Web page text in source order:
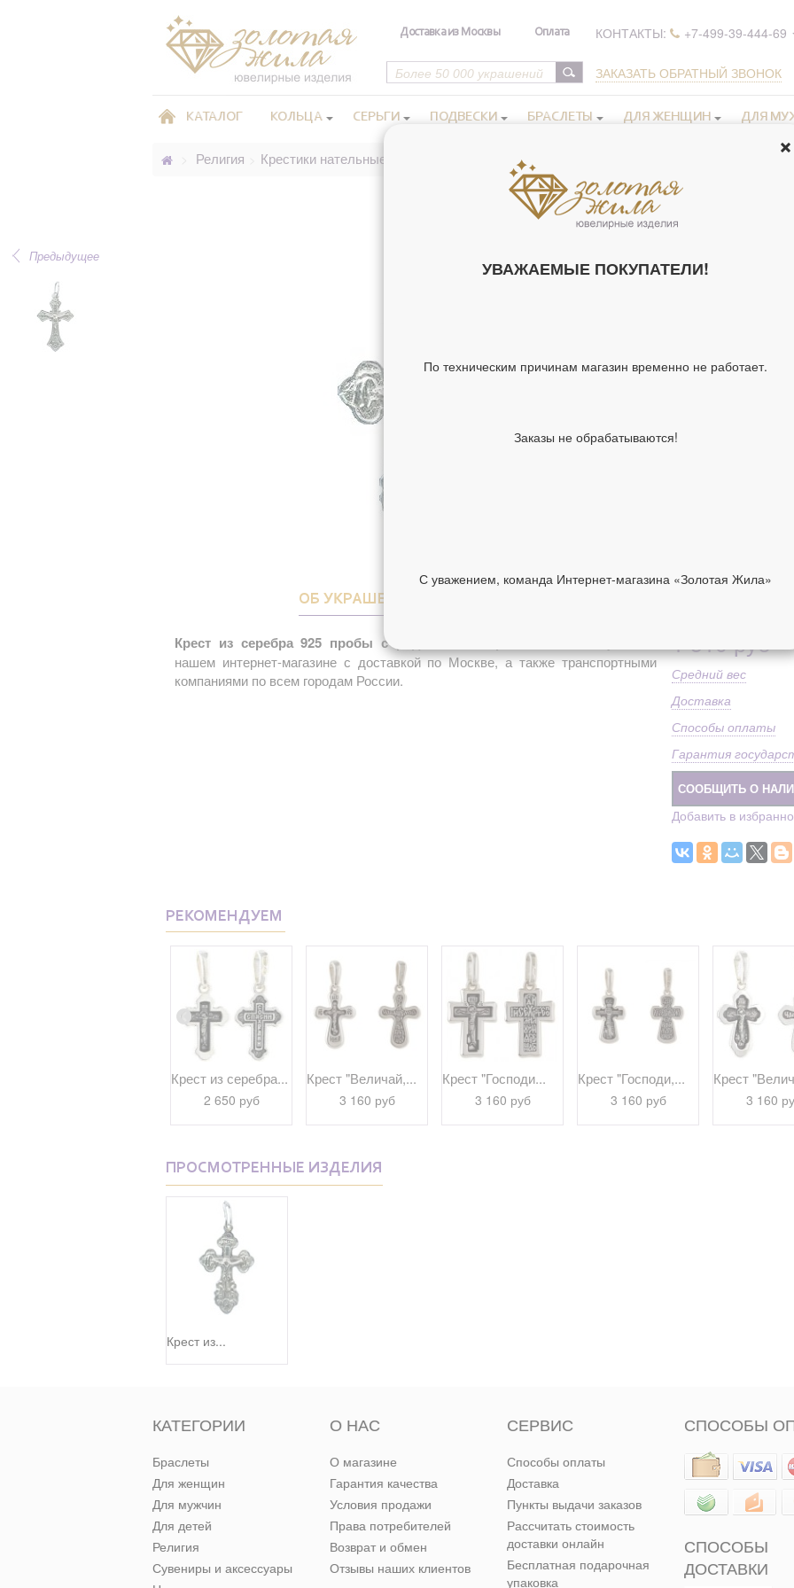
Доставка из Москвы Оплата КОНТАКТЫ: +7-499-39-444-69
ЗАКАЗАТЬ ОБРАТНЫЙ ЗВОНОК
КАТАЛОГ КОЛЬЦА СЕРЬГИ ПОДВЕСКИ БРАСЛЕТЫ ДЛЯ ЖЕНЩИН ДЛЯ
Религия Крестики нательные серебряные Крест из серебра 925 пробы с родиевым покрытием
Предыдущее
ОБ УКРАШЕНИИ
Крест из серебра 925 пробы с родиевым покрытием
нашем интернет-магазине с доставкой по Москве, а также транспортными
компаниями по всем городам России.
КРЕСТ ИЗ
РОДИЕВЫМ
44403)
Материал
Покрытие
1 310 руб
Средний вес
Доставка
Способы оплаты
Гарантия
СООБЩИТЬ О
Добавить в
РЕКОМЕНДУЕМ
Крест из серебра...
2 650 руб
Крест "Величай,...
3 160 руб
Крест "Господи...
3 160 руб
Крест "Господи,...
3 160 руб
Крест
3 160
ПРОСМОТРЕННЫЕ ИЗДЕЛИЯ
Крест из...
КАТЕГОРИИ
Браслеты
Для женщин
Для мужчин
Для детей
Религия
Сувениры и аксессуары
О НАС
О магазине
Гарантия качества
Условия продажи
Права потребителей
Возврат и обмен
Отзывы наших клиентов
СЕРВИС
Способы оплаты
Доставка
Пункты выдачи заказов
Рассчитать стоимость
доставки онлайн
Бесплатная подарочная
упаковка
СПОСОБЫ
СПОСОБЫ
ДОСТАВКИ
УВАЖАЕМЫЕ ПОКУПАТЕЛИ!
По техническим причинам магазин временно не работает.
Заказы не обрабатываются!
С уважением, команда Интернет-магазина «Золотая Жила»